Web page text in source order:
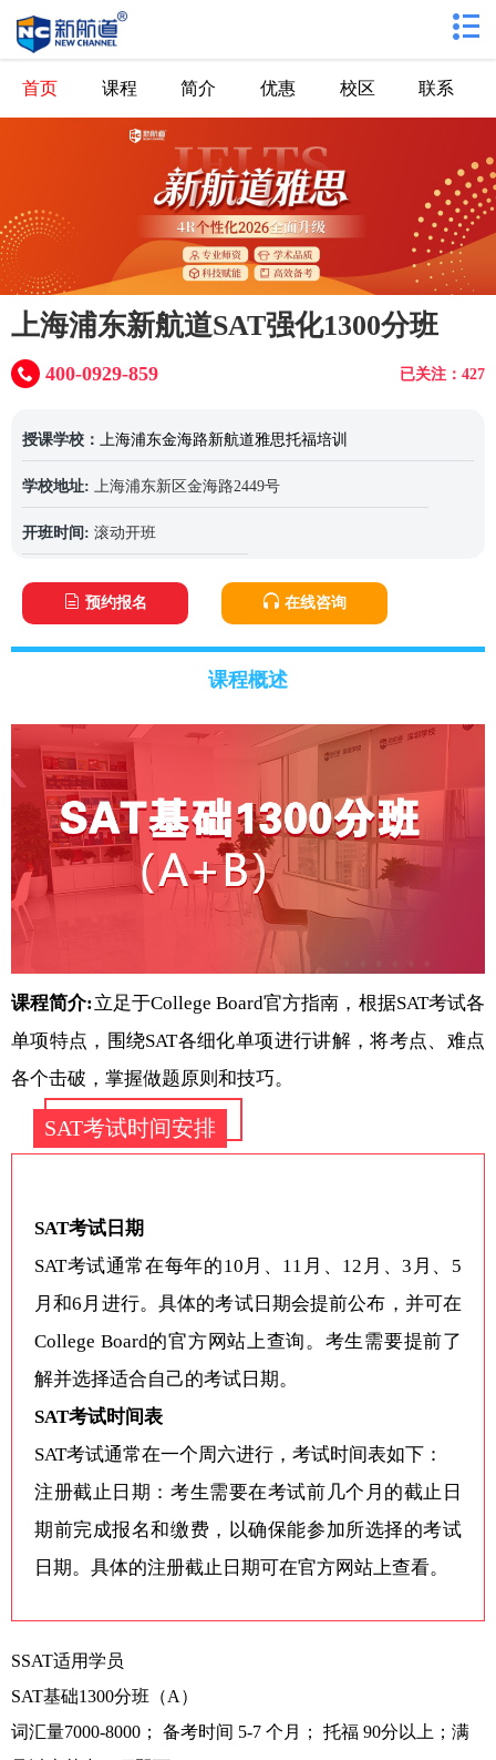
首页 课程 简介 优惠 校区 联系
上海浦东新航道SAT强化1300分班
已关注：427
400-0929-859
授课学校： 上海浦东金海路新航道雅思托福培训
学校地址: 上海浦东新区金海路2449号
开班时间: 滚动开班
预约报名 在线咨询
课程概述
课程简介:立足于College Board官方指南，根据SAT考试各
单项特点，围绕SAT各细化单项进行讲解，将考点、难点
各个击破，掌握做题原则和技巧。
SAT考试时间安排
SAT考试日期
SAT考试通常在每年的10月、11月、12月、3月、5
月和6月进行。具体的考试日期会提前公布，并可在
College Board的官方网站上查询。考生需要提前了
解并选择适合自己的考试日期。
SAT考试时间表
SAT考试通常在一个周六进行，考试时间表如下：
注册截止日期：考生需要在考试前几个月的截止日
期前完成报名和缴费，以确保能参加所选择的考试
日期。具体的注册截止日期可在官方网站上查看。
SSAT适用学员
SAT基础1300分班（A）
词汇量7000-8000； 备考时间 5-7 个月； 托福 90分以上；满